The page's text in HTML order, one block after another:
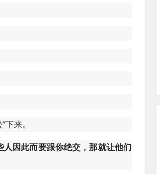
下来。
因此而要跟你绝交，那就让他们